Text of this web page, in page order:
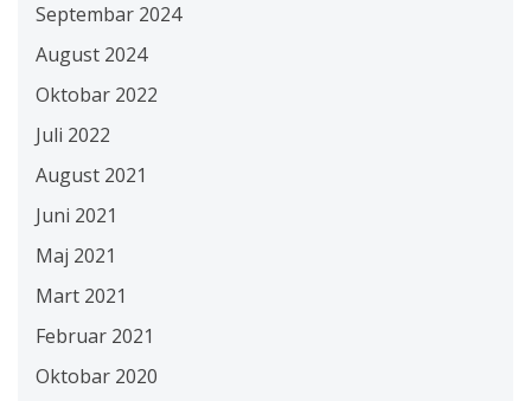
Septembar 2024
August 2024
Oktobar 2022
Juli 2022
August 2021
Juni 2021
Maj 2021
Mart 2021
Februar 2021
Oktobar 2020